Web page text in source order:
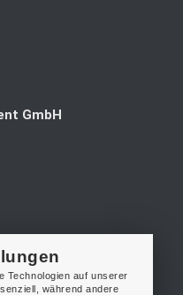
GmbH
Technologien auf unserer
während andere